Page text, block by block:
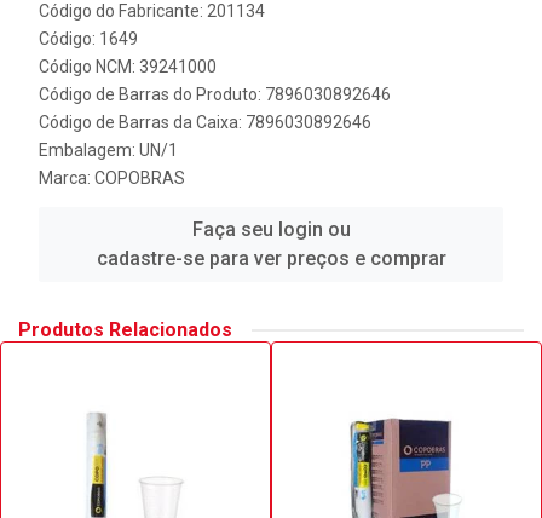
Código do Fabricante: 201134
Código: 1649
Código NCM: 39241000
Código de Barras do Produto: 7896030892646
Código de Barras da Caixa: 7896030892646
Embalagem: UN/1
Marca: COPOBRAS
Faça seu login ou
cadastre-se para ver preços e comprar
Produtos Relacionados